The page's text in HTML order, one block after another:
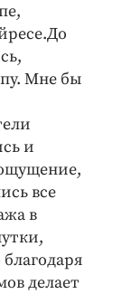
Мне бы
и
все
в
делает